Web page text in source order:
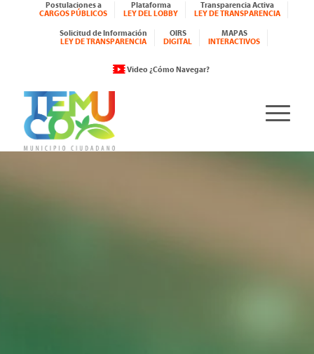
Postulaciones a
CARGOS PÚBLICOS
Plataforma
LEY DEL LOBBY
Transparencia Activa
LEY DE TRANSPARENCIA
Solicitud de Información
LEY DE TRANSPARENCIA
OIRS
DIGITAL
MAPAS
INTERACTIVOS
Video ¿Cómo Navegar?